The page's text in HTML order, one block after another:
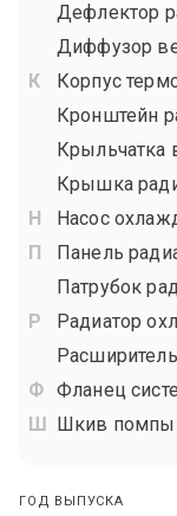
Дефлектор
Диффузор
Корпус
Кронштейн
Крыльчатка
Крышка
Насос
Панель
Патрубок
Радиатор
Фланец
Шкив помпы
ГОД ВЫПУСКА